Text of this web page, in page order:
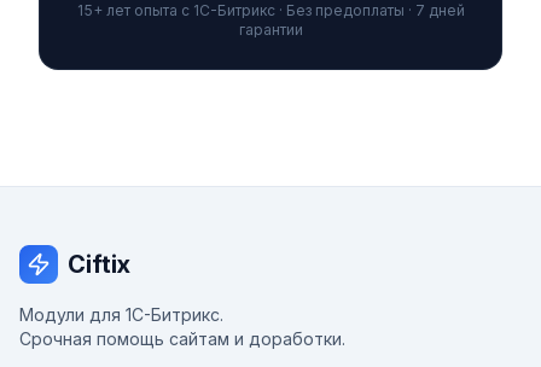
15+ лет опыта с 1С-Битрикс · Без предоплаты · 7 дней
гарантии
Ciftix
Модули для 1С-Битрикс.
Срочная помощь сайтам и доработки.